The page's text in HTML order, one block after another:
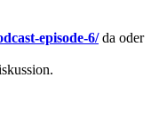
episode-6/ da oder